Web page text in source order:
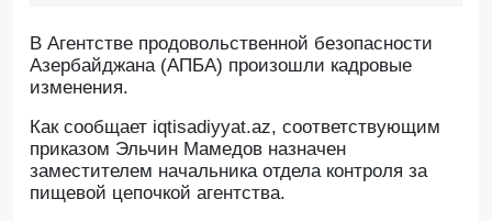
В Агентстве продовольственной безопасности
Азербайджана (АПБА) произошли кадровые
изменения.
Как сообщает iqtisadiyyat.az, соответствующим
приказом Эльчин Мамедов назначен
заместителем начальника отдела контроля за
пищевой цепочкой агентства.